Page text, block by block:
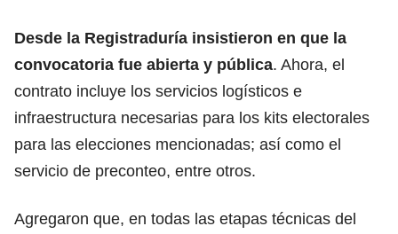
Desde la Registraduría insistieron en que la
convocatoria fue abierta y pública. Ahora, el
contrato incluye los servicios logísticos e
infraestructura necesarias para los kits electorales
para las elecciones mencionadas; así como el
servicio de preconteo, entre otros.
Agregaron que, en todas las etapas técnicas del